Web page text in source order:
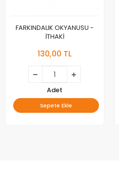
FARKINDALIK OKYANUSU -
İTHAKİ
130,00 TL
Adet
Sepete Ekle